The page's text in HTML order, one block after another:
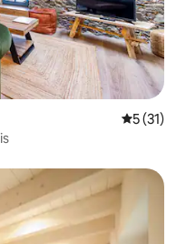
5 (31)
appréciés